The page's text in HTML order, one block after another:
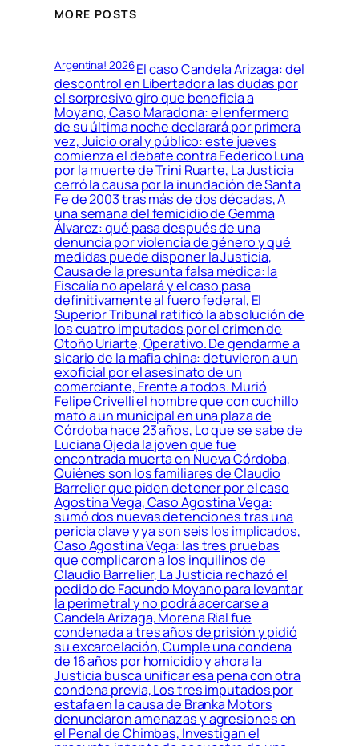
MORE POSTS
Argentina! 2026El caso Candela Arizaga: del
descontrol en Libertador a las dudas por
el sorpresivo giro que beneficia a
Moyano, Caso Maradona: el enfermero
de su última noche declarará por primera
vez, Juicio oral y público: este jueves
comienza el debate contra Federico Luna
por la muerte de Trini Ruarte, La Justicia
cerró la causa por la inundación de Santa
Fe de 2003 tras más de dos décadas, A
una semana del femicidio de Gemma
Álvarez: qué pasa después de una
denuncia por violencia de género y qué
medidas puede disponer la Justicia,
Causa de la presunta falsa médica: la
Fiscalía no apelará y el caso pasa
definitivamente al fuero federal, El
Superior Tribunal ratificó la absolución de
los cuatro imputados por el crimen de
Otoño Uriarte, Operativo. De gendarme a
sicario de la mafia china: detuvieron a un
exoficial por el asesinato de un
comerciante, Frente a todos. Murió
Felipe Crivelli el hombre que con cuchillo
mató a un municipal en una plaza de
Córdoba hace 23 años, Lo que se sabe de
Luciana Ojeda la joven que fue
encontrada muerta en Nueva Córdoba,
Quiénes son los familiares de Claudio
Barrelier que piden detener por el caso
Agostina Vega, Caso Agostina Vega:
sumó dos nuevas detenciones tras una
pericia clave y ya son seis los implicados,
Caso Agostina Vega: las tres pruebas
que complicaron a los inquilinos de
Claudio Barrelier, La Justicia rechazó el
pedido de Facundo Moyano para levantar
la perimetral y no podrá acercarse a
Candela Arizaga, Morena Rial fue
condenada a tres años de prisión y pidió
su excarcelación, Cumple una condena
de 16 años por homicidio y ahora la
Justicia busca unificar esa pena con otra
condena previa, Los tres imputados por
estafa en la causa de Branka Motors
denunciaron amenazas y agresiones en
el Penal de Chimbas, Investigan el